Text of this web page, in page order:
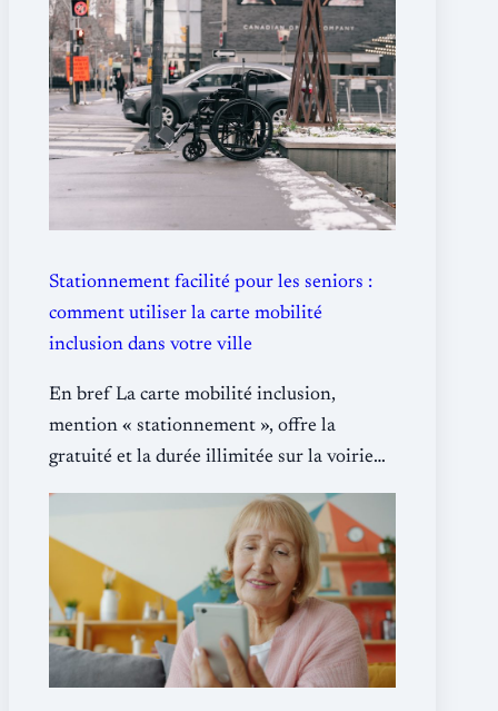
Stationnement facilité pour les seniors :
comment utiliser la carte mobilité
inclusion dans votre ville
En bref La carte mobilité inclusion,
mention « stationnement », offre la
gratuité et la durée illimitée sur la voirie…